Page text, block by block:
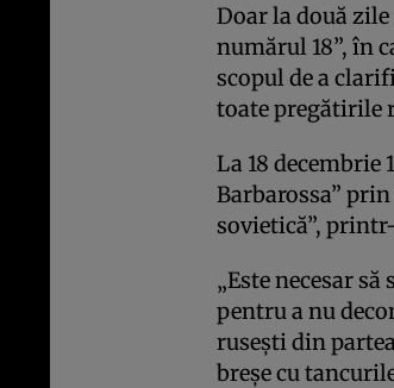
Doar la două
numărul 18”, în
scopul de a
toate pregătirile
La 18 decembrie
Barbarossa”
sovietică”,
„Este necesar
pentru a nu
rusești din
breșe cu